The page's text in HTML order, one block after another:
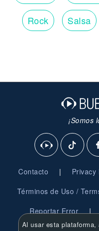
Rock Salsa
¡Somos
Contacto | Privacy
Términos de Uso /
Reportar Error |
Al usar esta